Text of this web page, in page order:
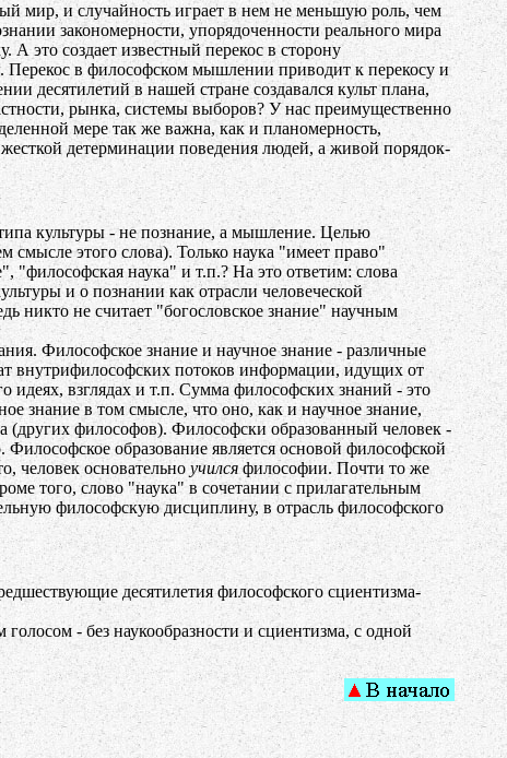
мир, и случайность играет в нем не меньшую роль, чем
закономерности, упорядоченности реального мира
А это создает известный перекос в сторону
Перекос в философском мышлении приводит к перекосу и
десятилетий в нашей стране создавался культ плана,
рынка, системы выборов? У нас преимущественно
мере так же важна, как и планомерность,
детерминации поведения людей, а живой порядок-
культуры - не познание, а мышление. Целью
смысле этого слова). Только наука "имеет право"
"философская наука" и т.п.? На это ответим: слова
и о познании как отрасли человеческой
никто не считает "богословское знание" научным
Философское знание и научное знание - различные
внутрифилософских потоков информации, идущих от
идеях, взглядах и т.п. Сумма философских знаний - это
знание в том смысле, что оно, как и научное знание,
(других философов). Философски образованный человек -
образование является основой философской
человек основательно училсяфилософии. Почти то же
того, слово "наука" в сочетании с прилагательным
философскую дисциплину, в отрасль философского
десятилетия философского сциентизма-
- без наукообразности и сциентизма, с одной